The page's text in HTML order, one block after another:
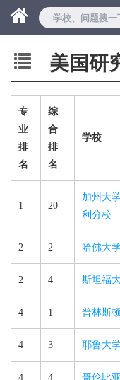
美国研
专
业
排
名
综
合
排
名
学校
1 20
加州大
利分校
2 2 哈佛大
2 4 斯坦福
4 1 普林斯
4 3 耶鲁大
4 4 哥伦比